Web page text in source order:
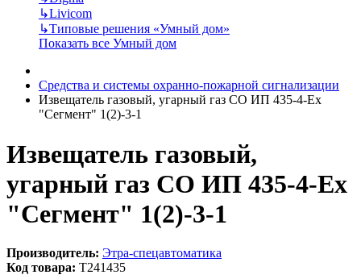
↳Livicom
↳Типовые решения «Умный дом»
Показать все Умный дом
Средства и системы охранно-пожарной сигнализации
Извещатель газовый, угарный газ СО ИП 435-4-Ех
"Сегмент" 1(2)-3-1
Извещатель газовый,
угарный газ СО ИП 435-4-Ех
"Сегмент" 1(2)-3-1
Производитель: Этра-спецавтоматика
Код товара: T241435